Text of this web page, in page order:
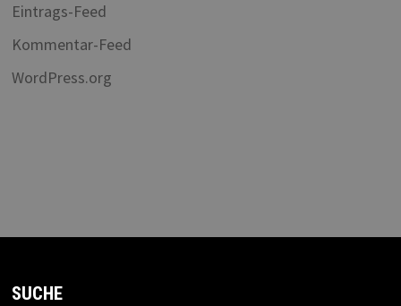
Eintrags-Feed
Kommentar-Feed
WordPress.org
SUCHE